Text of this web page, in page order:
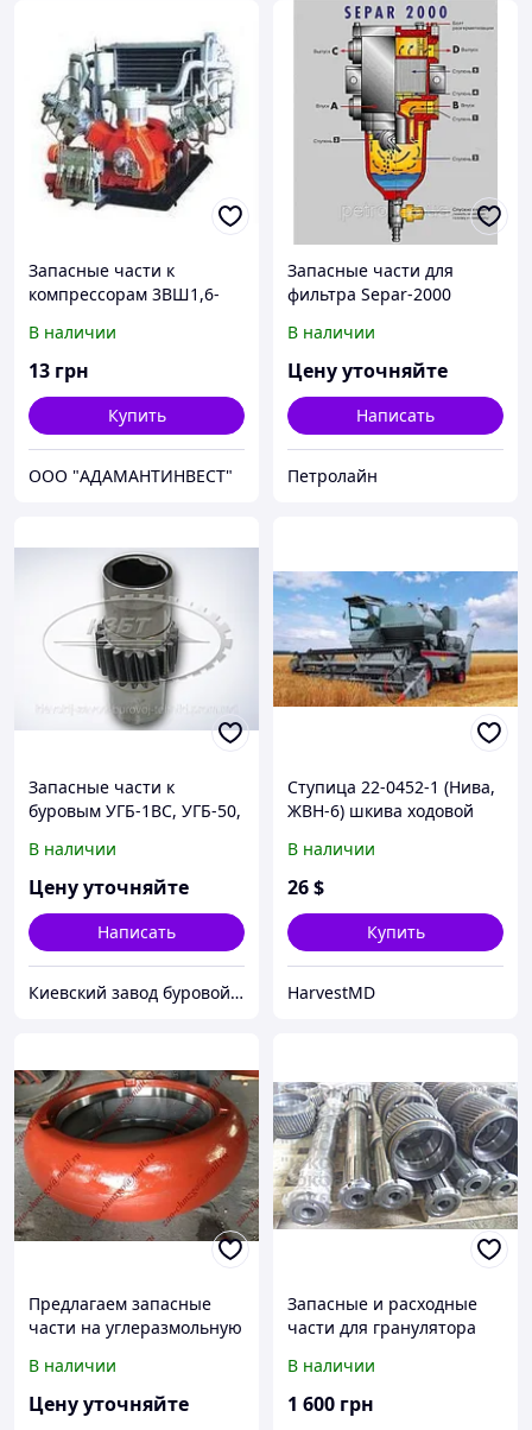
Запасные части к
компрессорам 3ВШ1,6-
В наличии
13 грн
Купить
OOO "АДАМАНТИНВЕСТ"
Запасные части для
фильтра Separ-2000
В наличии
Цену уточняйте
Написать
Петролайн
Запасные части к
буровым УГБ-1ВС, УГБ-50,
В наличии
Цену уточняйте
Написать
Киевский завод буровой техники
Ступица 22-0452-1 (Нива,
ЖВН-6) шкива ходовой
В наличии
26$
Купить
HarvestMD
Предлагаем запасные
части на углеразмольную
В наличии
Цену уточняйте
Запасные и расходные
части для гранулятора
В наличии
1 600 грн